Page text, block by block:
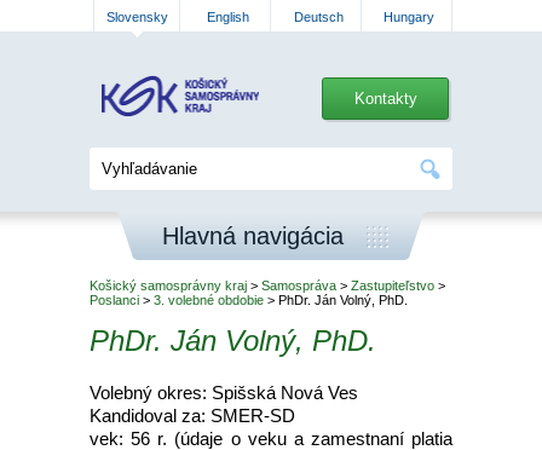
Slovensky English Deutsch Hungary
Kontakty
Hlavná navigácia
Košický samosprávny kraj > Samospráva > Zastupiteľstvo >
Poslanci > 3. volebné obdobie > PhDr. Ján Volný, PhD.
PhDr. Ján Volný, PhD.
Volebný okres: Spišská Nová Ves
Kandidoval za: SMER-SD
vek: 56 r. (údaje o veku a zamestnaní platia